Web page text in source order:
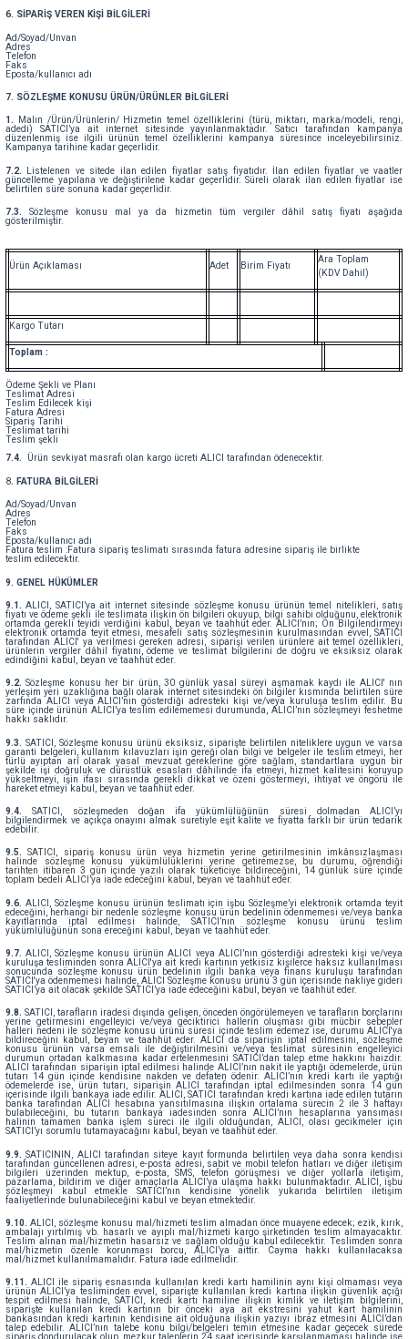
6. SİPARİŞ VEREN KİŞİ BİLGİLERİ
Ad/Soyad/Unvan
Adres
Telefon
Faks
Eposta/kullanıcı adı
7. SÖZLEŞME KONUSU ÜRÜN/ÜRÜNLER BİLGİLERİ
1. Malın /Ürün/Ürünlerin/ Hizmetin temel özelliklerini (türü, miktarı, marka/modeli, rengi,
adedi) SATICI’ya ait internet sitesinde yayınlanmaktadır. Satıcı tarafından kampanya
düzenlenmiş ise ilgili ürünün temel özelliklerini kampanya süresince inceleyebilirsiniz.
Kampanya tarihine kadar geçerlidir.
7.2. Listelenen ve sitede ilan edilen fiyatlar satış fiyatıdır. İlan edilen fiyatlar ve vaatler
güncelleme yapılana ve değiştirilene kadar geçerlidir. Süreli olarak ilan edilen fiyatlar ise
belirtilen süre sonuna kadar geçerlidir.
7.3. Sözleşme konusu mal ya da hizmetin tüm vergiler dâhil satış fiyatı aşağıda
gösterilmiştir.
Ürün Açıklaması Adet Birim Fiyatı
Ara Toplam
(KDV Dahil)
Kargo Tutarı
Toplam :
Ödeme Şekli ve Planı
Teslimat Adresi
Teslim Edilecek kişi
Fatura Adresi
Sipariş Tarihi
Teslimat tarihi
Teslim şekli
7.4. Ürün sevkiyat masrafı olan kargo ücreti ALICI tarafından ödenecektir.
8. FATURA BİLGİLERİ
Ad/Soyad/Unvan
Adres
Telefon
Faks
Eposta/kullanıcı adı
Fatura teslim :Fatura sipariş teslimatı sırasında fatura adresine sipariş ile birlikte
teslim edilecektir.
9. GENEL HÜKÜMLER
9.1. ALICI, SATICI’ya ait internet sitesinde sözleşme konusu ürünün temel nitelikleri, satış
fiyatı ve ödeme şekli ile teslimata ilişkin ön bilgileri okuyup, bilgi sahibi olduğunu, elektronik
ortamda gerekli teyidi verdiğini kabul, beyan ve taahhüt eder. ALICI’nın; Ön Bilgilendirmeyi
elektronik ortamda teyit etmesi, mesafeli satış sözleşmesinin kurulmasından evvel, SATICI
tarafından ALICI' ya verilmesi gereken adresi, siparişi verilen ürünlere ait temel özellikleri,
ürünlerin vergiler dâhil fiyatını, ödeme ve teslimat bilgilerini de doğru ve eksiksiz olarak
edindiğini kabul, beyan ve taahhüt eder.
9.2. Sözleşme konusu her bir ürün, 30 günlük yasal süreyi aşmamak kaydı ile ALICI' nın
yerleşim yeri uzaklığına bağlı olarak internet sitesindeki ön bilgiler kısmında belirtilen süre
zarfında ALICI veya ALICI’nın gösterdiği adresteki kişi ve/veya kuruluşa teslim edilir. Bu
süre içinde ürünün ALICI’ya teslim edilememesi durumunda, ALICI’nın sözleşmeyi feshetme
hakkı saklıdır.
9.3. SATICI, Sözleşme konusu ürünü eksiksiz, siparişte belirtilen niteliklere uygun ve varsa
garanti belgeleri, kullanım kılavuzları işin gereği olan bilgi ve belgeler ile teslim etmeyi, her
türlü ayıptan arî olarak yasal mevzuat gereklerine göre sağlam, standartlara uygun bir
şekilde işi doğruluk ve dürüstlük esasları dâhilinde ifa etmeyi, hizmet kalitesini koruyup
yükseltmeyi, işin ifası sırasında gerekli dikkat ve özeni göstermeyi, ihtiyat ve öngörü ile
hareket etmeyi kabul, beyan ve taahhüt eder.
9.4. SATICI, sözleşmeden doğan ifa yükümlülüğünün süresi dolmadan ALICI’yı
bilgilendirmek ve açıkça onayını almak suretiyle eşit kalite ve fiyatta farklı bir ürün tedarik
edebilir.
9.5.
SATICI, sipariş konusu ürün veya hizmetin yerine getirilmesinin imkânsızlaşması
halinde sözleşme konusu yükümlülüklerini yerine getiremezse, bu durumu, öğrendiği
tarihten itibaren 3 gün içinde yazılı olarak tüketiciye bildireceğini, 14 günlük süre içinde
toplam bedeli ALICI’ya iade edeceğini kabul, beyan ve taahhüt eder.
9.6. ALICI, Sözleşme konusu ürünün teslimatı için işbu Sözleşme’yi elektronik ortamda teyit
edeceğini, herhangi bir nedenle sözleşme konusu ürün bedelinin ödenmemesi ve/veya banka
kayıtlarında iptal edilmesi halinde, SATICI’nın sözleşme konusu ürünü teslim
yükümlülüğünün sona ereceğini kabul, beyan ve taahhüt eder.
9.7. ALICI, Sözleşme konusu ürünün ALICI veya ALICI’nın gösterdiği adresteki kişi ve/veya
kuruluşa tesliminden sonra ALICI'ya ait kredi kartının yetkisiz kişilerce haksız kullanılması
sonucunda sözleşme konusu ürün bedelinin ilgili banka veya finans kuruluşu tarafından
SATICI'ya ödenmemesi halinde, ALICI Sözleşme konusu ürünü 3 gün içerisinde nakliye gideri
SATICI’ya ait olacak şekilde SATICI’ya iade edeceğini kabul, beyan ve taahhüt eder.
9.8. SATICI, tarafların iradesi dışında gelişen, önceden öngörülemeyen ve tarafların borçlarını
yerine getirmesini engelleyici ve/veya geciktirici hallerin oluşması gibi mücbir sebepler
halleri nedeni ile sözleşme konusu ürünü süresi içinde teslim edemez ise, durumu ALICI'ya
bildireceğini kabul, beyan ve taahhüt eder. ALICI da siparişin iptal edilmesini, sözleşme
konusu ürünün varsa emsali ile değiştirilmesini ve/veya teslimat süresinin engelleyici
durumun ortadan kalkmasına kadar ertelenmesini SATICI’dan talep etme hakkını haizdir.
ALICI tarafından siparişin iptal edilmesi halinde ALICI’nın nakit ile yaptığı ödemelerde, ürün
tutarı 14 gün içinde kendisine nakden ve defaten ödenir. ALICI’nın kredi kartı ile yaptığı
ödemelerde ise, ürün tutarı, siparişin ALICI tarafından iptal edilmesinden sonra 14 gün
içerisinde ilgili bankaya iade edilir. ALICI, SATICI tarafından kredi kartına iade edilen tutarın
banka tarafından ALICI hesabına yansıtılmasına ilişkin ortalama sürecin 2 ile 3 haftayı
bulabileceğini, bu tutarın bankaya iadesinden sonra ALICI’nın hesaplarına yansıması
halinin tamamen banka işlem süreci ile ilgili olduğundan, ALICI, olası gecikmeler için
SATICI’yı sorumlu tutamayacağını kabul, beyan ve taahhüt eder.
9.9. SATICININ, ALICI tarafından siteye kayıt formunda belirtilen veya daha sonra kendisi
tarafından güncellenen adresi, e-posta adresi, sabit ve mobil telefon hatları ve diğer iletişim
bilgileri üzerinden mektup, e-posta, SMS, telefon görüşmesi ve diğer yollarla iletişim,
pazarlama, bildirim ve diğer amaçlarla ALICI’ya ulaşma hakkı bulunmaktadır. ALICI, işbu
sözleşmeyi kabul etmekle SATICI’nın kendisine yönelik yukarıda belirtilen iletişim
faaliyetlerinde bulunabileceğini kabul ve beyan etmektedir.
9.10. ALICI, sözleşme konusu mal/hizmeti teslim almadan önce muayene edecek; ezik, kırık,
ambalajı yırtılmış vb. hasarlı ve ayıplı mal/hizmeti kargo şirketinden teslim almayacaktır.
Teslim alınan mal/hizmetin hasarsız ve sağlam olduğu kabul edilecektir. Teslimden sonra
mal/hizmetin özenle korunması borcu, ALICI’ya aittir. Cayma hakkı kullanılacaksa
mal/hizmet kullanılmamalıdır. Fatura iade edilmelidir.
9.11. ALICI ile sipariş esnasında kullanılan kredi kartı hamilinin aynı kişi olmaması veya
ürünün ALICI’ya tesliminden evvel, siparişte kullanılan kredi kartına ilişkin güvenlik açığı
tespit edilmesi halinde, SATICI, kredi kartı hamiline ilişkin kimlik ve iletişim bilgilerini,
siparişte kullanılan kredi kartının bir önceki aya ait ekstresini yahut kart hamilinin
bankasından kredi kartının kendisine ait olduğuna ilişkin yazıyı ibraz etmesini ALICI’dan
talep edebilir. ALICI’nın talebe konu bilgi/belgeleri temin etmesine kadar geçecek sürede